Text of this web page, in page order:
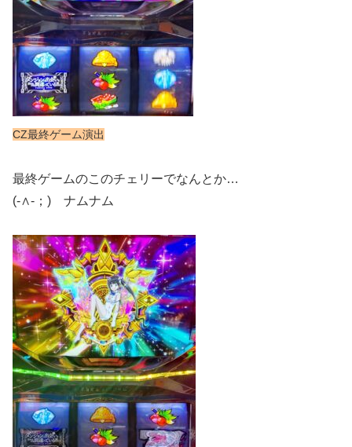
CZ最終ゲーム演出
最終ゲームのこのチェリーでなんとか…
(-∧-；) ナムナム